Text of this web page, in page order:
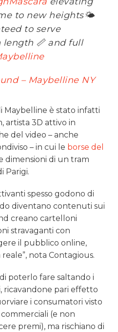
to new heights🌤️
to serve
length 📏 and full
– Maybelline NY
Maybelline è stato infatti
artista 3D attivo in
del video – anche
– in cui le borse del
dimensioni di un tram
Parigi.
spesso godono di
diventano contenuti sui
creano cartelloni
stravaganti con
il pubblico online,
nota Contagious.
poterlo fare saltando i
ricavandone pari effetto
i consumatori visto
(e non
premi), ma rischiano di